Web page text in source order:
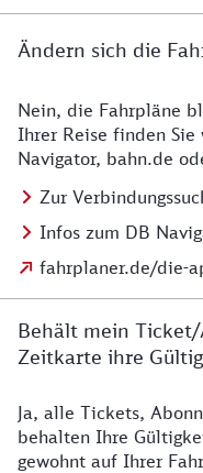
Ändern sich die
Details zu den
Nein, die Fahrpläne
Ihrer Reise finden
Navigator, bahn.de
Zur
Infos zum DB
fahrplaner.de/die-
Behält mein
Zeitkarte ihre
Details zur Zeitkarte
Ja, alle Tickets,
behalten Ihre
gewohnt auf Ihrer